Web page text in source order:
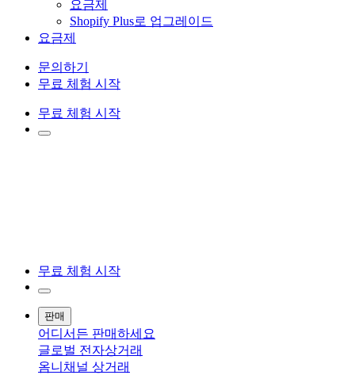
요금제
Shopify Plus로 업그레이드
요금제
문의하기
무료 체험 시작
무료 체험 시작
무료 체험 시작
판매
어디서든 판매하세요
글로벌 전자상거래
옴니채널 상거래